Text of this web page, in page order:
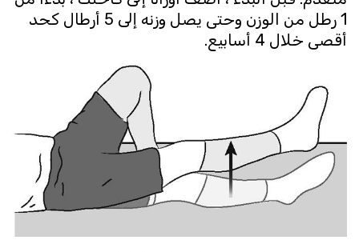
1 رطل من الوزن وحتى يصل وزنه إلى 5 أرطال كحد
أقصى خلال 4 أسابيع.